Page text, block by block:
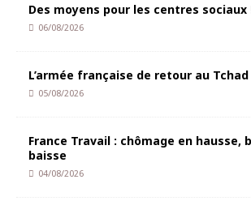
Des moyens pour les centres sociaux
06/08/2026
L’armée française de retour au Tchad
05/08/2026
France Travail : chômage en hausse,
baisse
04/08/2026